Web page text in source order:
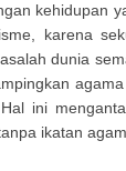
kehidupan
karena
dunia
ini
ikatan